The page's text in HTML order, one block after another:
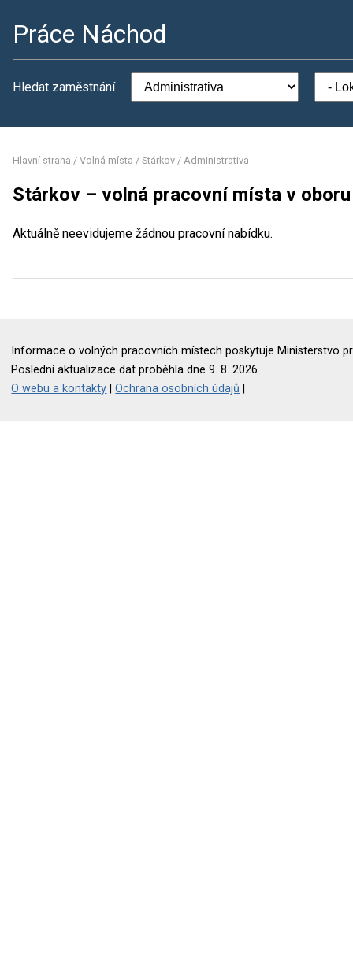
Práce Náchod
Hledat zaměstnání
Hlavní strana / Volná místa / Stárkov / Administrativa
Stárkov – volná pracovní místa v
Aktuálně neevidujeme žádnou pracovní nabídku.
Informace o volných pracovních místech poskytuje Ministerstvo
Poslední aktualizace dat proběhla dne 9. 8. 2026.
O webu a kontakty |Ochrana osobních údajů